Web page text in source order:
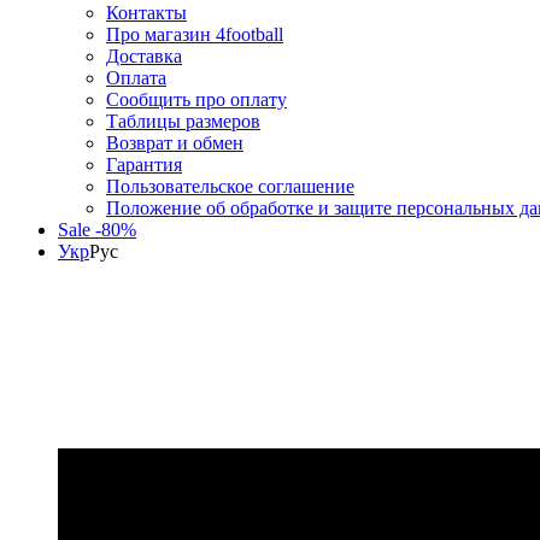
Контакты
Про магазин 4football
Доставка
Оплата
Сообщить про оплату
Таблицы размеров
Возврат и обмен
Гарантия
Пользовательское соглашение
Положение об обработке и защите персональных
Sale -80%
УкрРус